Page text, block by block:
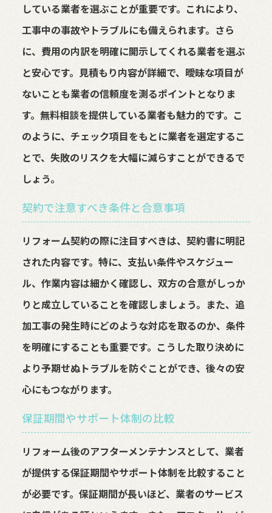
している業者を選ぶことが重要です。これにより、
工事中の事故やトラブルにも備えられます。さら
に、費用の内訳を明確に開示してくれる業者を選ぶ
と安心です。見積もり内容が詳細で、曖昧な項目が
ないことも業者の信頼度を測るポイントとなりま
す。無料相談を提供している業者も魅力的です。こ
のように、チェック項目をもとに業者を選定するこ
とで、失敗のリスクを大幅に減らすことができるで
しょう。
契約で注意すべき条件と合意事項
リフォーム契約の際に注目すべきは、契約書に明記
された内容です。特に、支払い条件やスケジュー
ル、作業内容は細かく確認し、双方の合意がしっか
りと成立していることを確認しましょう。また、追
加工事の発生時にどのような対応を取るのか、条件
を明確にすることも重要です。こうした取り決めに
より予期せぬトラブルを防ぐことができ、後々の安
心にもつながります。
保証期間やサポート体制の比較
リフォーム後のアフターメンテナンスとして、業者
が提供する保証期間やサポート体制を比較すること
が必要です。保証期間が長いほど、業者のサービス